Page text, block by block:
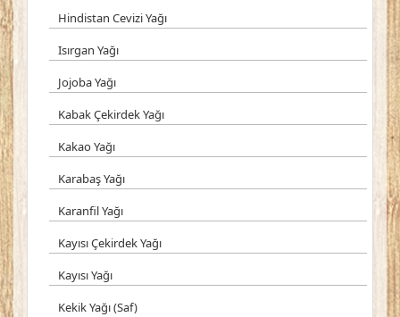
Hindistan Cevizi Yağı
Isırgan Yağı
Jojoba Yağı
Kabak Çekirdek Yağı
Kakao Yağı
Karabaş Yağı
Karanfil Yağı
Kayısı Çekirdek Yağı
Kayısı Yağı
Kekik Yağı (Saf)